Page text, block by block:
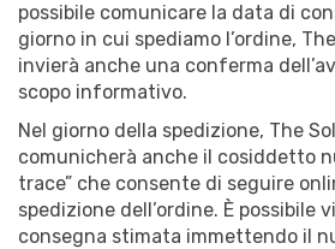
possibile comunicare la data di
giorno in cui spediamo l’ordine,
invierà anche una conferma
scopo informativo.
Nel giorno della spedizione, The
comunicherà anche il cosiddetto
trace” che consente di seguire
spedizione dell’ordine. È possibile
consegna stimata immettendo il